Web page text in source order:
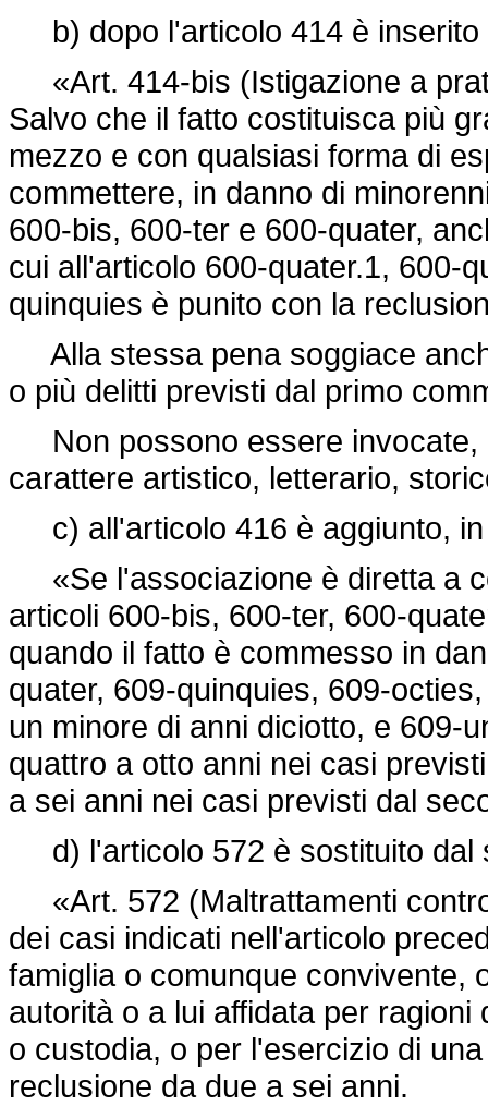
b) dopo l'articolo 414 è inserito
«Art. 414-bis (Istigazione a
Salvo che il fatto costituisca più
mezzo e con qualsiasi forma di
commettere, in danno di
600-bis, 600-ter e 600-quater,
cui all'articolo 600-quater.1, 600-
quinquies è punito con la
Alla stessa pena soggiace
o più delitti previsti dal primo
Non possono essere invocate,
carattere artistico, letterario,
c) all'articolo 416 è aggiunto, in
«Se l'associazione è diretta a
articoli 600-bis, 600-ter, 600-
quando il fatto è commesso in
quater, 609-quinquies, 609-
un minore di anni diciotto, e 609-
quattro a otto anni nei casi
a sei anni nei casi previsti dal
d) l'articolo 572 è sostituito dal
«Art. 572 (Maltrattamenti
dei casi indicati nell'articolo
famiglia o comunque convivente,
autorità o a lui affidata per
o custodia, o per l'esercizio di
reclusione da due a sei anni.